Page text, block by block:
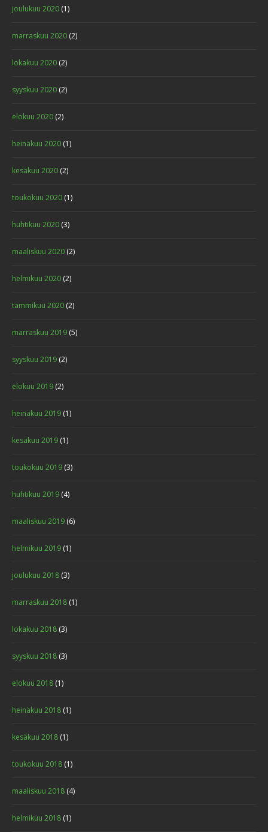
joulukuu 2020 (1)
marraskuu 2020 (2)
lokakuu 2020 (2)
syyskuu 2020 (2)
elokuu 2020 (2)
heinäkuu 2020 (1)
kesäkuu 2020 (2)
toukokuu 2020 (1)
huhtikuu 2020 (3)
maaliskuu 2020 (2)
helmikuu 2020 (2)
tammikuu 2020 (2)
marraskuu 2019 (5)
syyskuu 2019 (2)
elokuu 2019 (2)
heinäkuu 2019 (1)
kesäkuu 2019 (1)
toukokuu 2019 (3)
huhtikuu 2019 (4)
maaliskuu 2019 (6)
helmikuu 2019 (1)
joulukuu 2018 (3)
marraskuu 2018 (1)
lokakuu 2018 (3)
syyskuu 2018 (3)
elokuu 2018 (1)
heinäkuu 2018 (1)
kesäkuu 2018 (1)
toukokuu 2018 (1)
maaliskuu 2018 (4)
helmikuu 2018 (1)